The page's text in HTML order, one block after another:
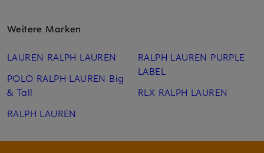
Weitere Marken
LAUREN RALPH LAUREN
POLO RALPH LAUREN Big
& Tall
RALPH LAUREN
RALPH LAUREN PURPLE
LABEL
RLX RALPH LAUREN